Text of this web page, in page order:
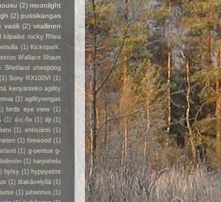
(2) moonlight
(2) pussikangas
vasili (2) virallinen
kilpailut rocky Rhea
(1) Kickspark.
Wallace Shaun
Shetland sheepdog
(1) Sony RX100VI
(1)
kenyänteko agility
(1) agilityrengas
birds eye view (1)
(1) d-c-fix (1) dji (1)
(1) entisöinti (1)
(1) firewood (1)
(1) g-pentue g-
(1) harjoittelu
hylsy (1) hyppyeste
(1) iltakävelyllä (1)
(1) juhannus (1)